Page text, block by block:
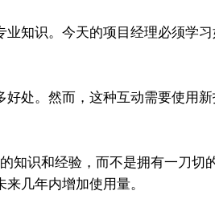
知识。今天的项目经理必须学
处。然而，这种互动需要使用
识和经验，而不是拥有一刀切的
几年内增加使用量。